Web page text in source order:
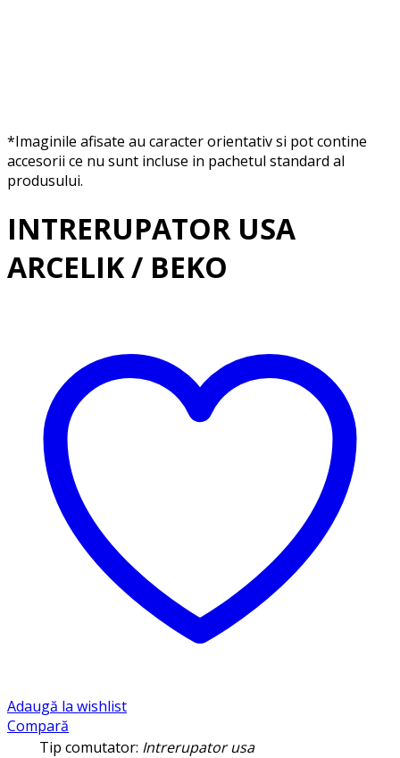
*Imaginile afisate au caracter orientativ si pot contine
accesorii ce nu sunt incluse in pachetul standard al
produsului.
INTRERUPATOR USA
ARCELIK / BEKO
Adaugă la wishlist
Compară
Tip comutator: Intrerupator usa